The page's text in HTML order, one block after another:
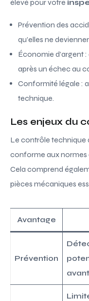
élevé pour votre
Prévention des
qu’elles ne
Économie d’argent
après un échec au
Conformité légale :
technique.
Les enjeux du
Le contrôle technique
conforme aux normes
Cela comprend
pièces mécaniques
Avantage
Prévention